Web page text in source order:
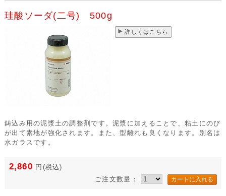
珪酸ソーダ(二号) 500g
詳しくはこちら
鋳込み用の泥漿土の調整剤です。泥漿に加えることで、粘土にのび
が出て素地が強化されます。また、型離れも良くなります。別名は
水ガラスです。
2,860 円 (税込)
ご注文数量：